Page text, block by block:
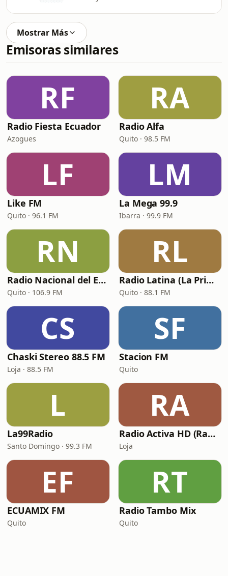
Mostrar Más
Emisoras similares
RF
Radio Fiesta Ecuador
Azogues
RA
Radio Alfa
Quito · 98.5 FM
LF
Like FM
Quito · 96.1 FM
LM
La Mega 99.9
Ibarra · 99.9 FM
RN
Radio Nacional del Ecuador
Quito · 106.9 FM
RL
Radio Latina (La Primera)
Quito · 88.1 FM
CS
Chaski Stereo 88.5 FM
Loja · 88.5 FM
SF
Stacion FM
Quito
L
La99Radio
Santo Domingo · 99.3 FM
RA
Radio Activa HD (Radio Activahd Loja)
Loja
EF
ECUAMIX FM
Quito
RT
Radio Tambo Mix
Quito